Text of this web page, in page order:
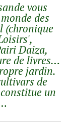
vous
des
(chronique
Daiza,
de livres…
jardin.
de
un